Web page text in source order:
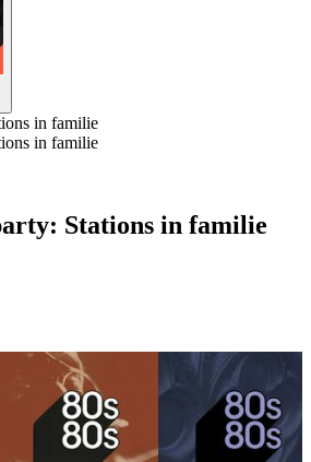
in familie
in familie
Stations in familie